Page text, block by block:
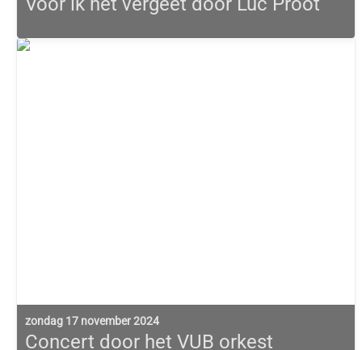
zondag 17 november 2024
Concert door het VUB orkest